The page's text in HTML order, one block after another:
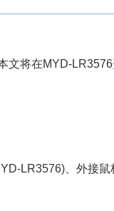
文将在MYD-LR3576
LR3576)、外接鼠